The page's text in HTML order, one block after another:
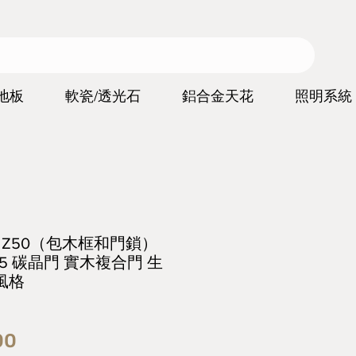
板 軟瓷/透光石 鋁合金天花 照明系統
（包木框和門鎖）
碳晶門 實木複合門 生
格